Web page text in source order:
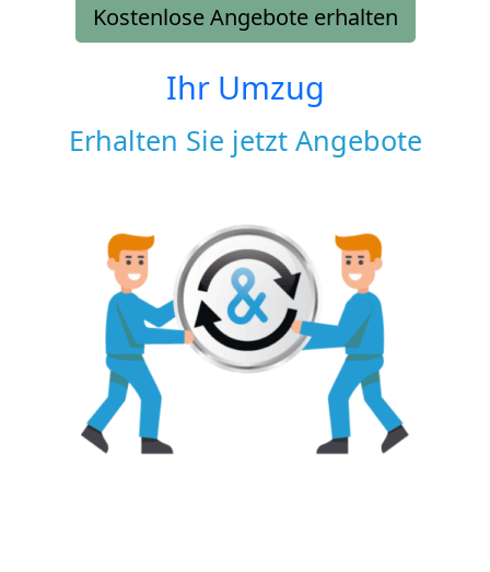
Kostenlose Angebote erhalten
Ihr Umzug
Erhalten Sie jetzt Angebote